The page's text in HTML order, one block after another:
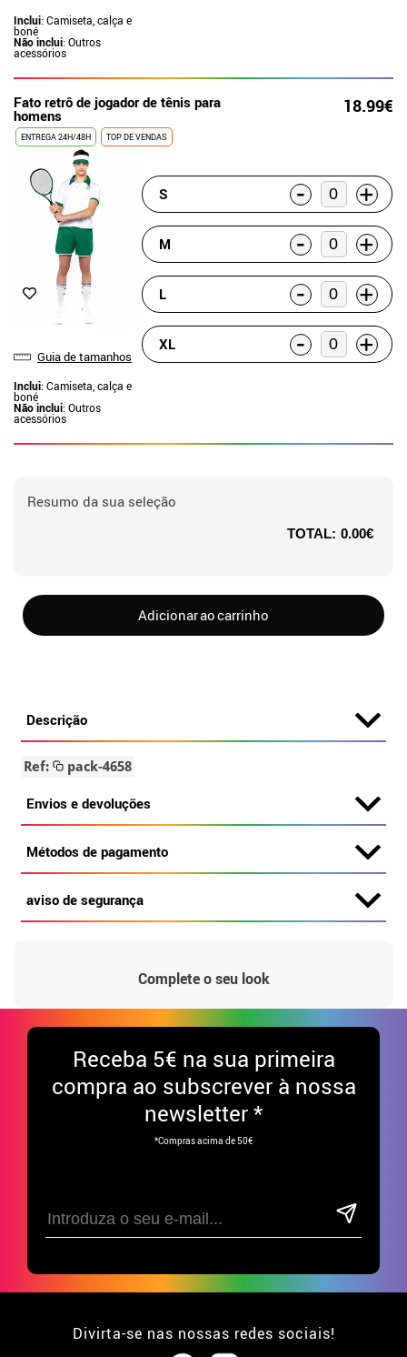
Inclui: Camiseta, calça e
boné
Não inclui: Outros
acessórios
Fato retrô de jogador de tênis para
homens 18.99€
ENTREGA 24H/48H TOP DE VENDAS
Guia de tamanhos
Inclui: Camiseta, calça e
boné
Não inclui: Outros
acessórios
S - +
M - +
L - +
XL - +
Resumo da sua seleção
TOTAL: 0.00€
Adicionar ao carrinho
Descrição
Ref: pack-4658
Envios e devoluções
Métodos de pagamento
aviso de segurança
Complete o seu look
Receba 5€ na sua primeira
compra ao subscrever à nossa
newsletter *
*Compras acima de 50€
Divirta-se nas nossas redes sociais!